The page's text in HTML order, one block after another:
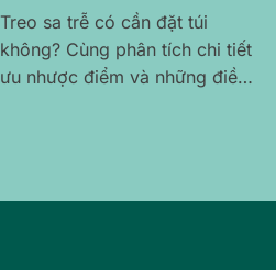
Treo sa trễ có cần đặt túi
không? Cùng phân tích chi tiết
ưu nhược điểm và những điều